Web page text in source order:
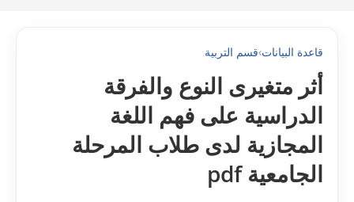
قاعدة البيانات›قسم التربية
أثر متغيرى النوع والفرقة
الدراسية على فهم اللغة
المجازية لدى طلاب المرحلة
الجامعية pdf